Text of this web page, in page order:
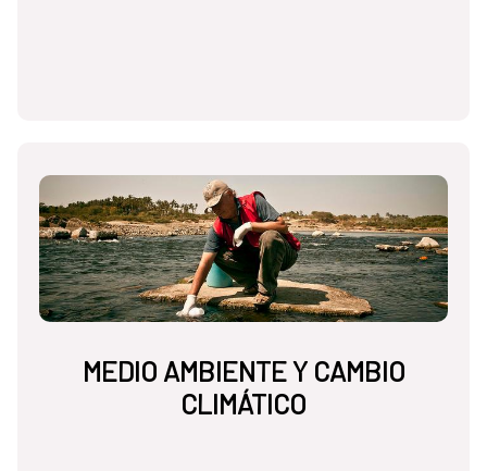
MEDIO AMBIENTE Y CAMBIO
CLIMÁTICO